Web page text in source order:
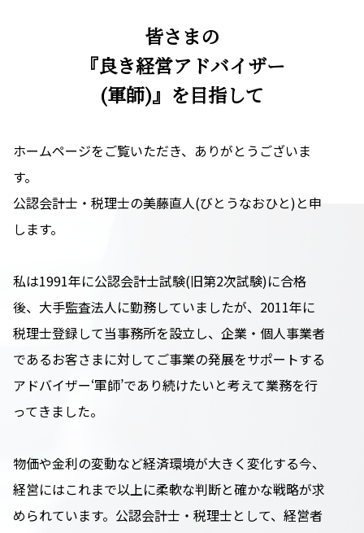
皆さまの
『良き経営アドバイザー
(軍師)』を目指して
ホームページをご覧いただき、ありがとうございま
す。
公認会計士・税理士の美藤直人(びとうなおひと)と申
します。
私は1991年に公認会計士試験(旧第2次試験)に合格
後、大手監査法人に勤務していましたが、2011年に
税理士登録して当事務所を設立し、企業・個人事業者
であるお客さまに対してご事業の発展をサポートする
アドバイザー‘軍師’であり続けたいと考えて業務を行
ってきました。
物価や金利の変動など経済環境が大きく変化する今、
経営にはこれまで以上に柔軟な判断と確かな戦略が求
められています。公認会計士・税理士として、経営者